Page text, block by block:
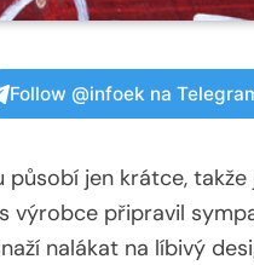
Follow @infoek na
jen krátce,
výrobce připravil
nalákat na líbivý